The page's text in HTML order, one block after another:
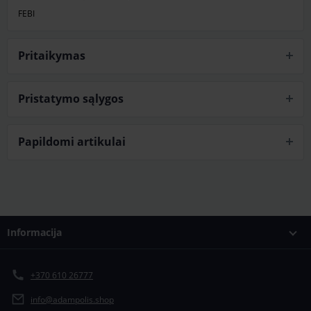
FEBI
Pritaikymas
Pristatymo sąlygos
Papildomi artikulai
Informacija
+370 610 26777
info@adampolis.shop